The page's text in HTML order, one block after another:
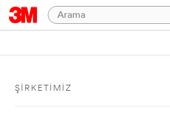
ŞIRKETIMIZ